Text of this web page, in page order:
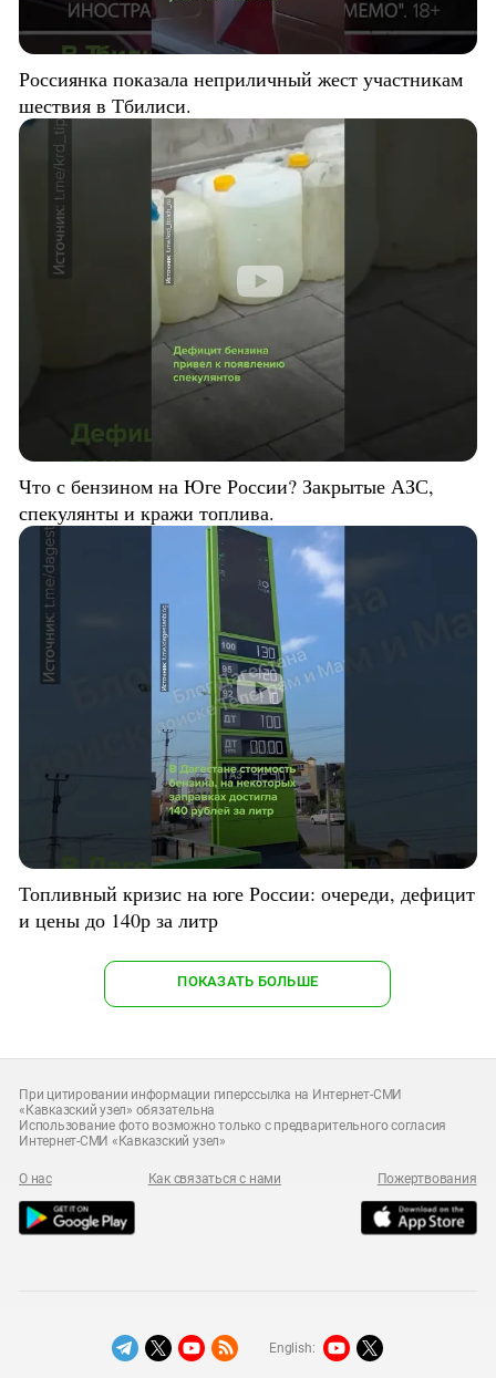
Россиянка показала неприличный жест участникам
шествия в Тбилиси.
Что с бензином на Юге России? Закрытые АЗС,
спекулянты и кражи топлива.
Топливный кризис на юге России: очереди, дефицит
и цены до 140р за литр
ПОКАЗАТЬ БОЛЬШЕ
При цитировании информации гиперссылка на Интернет-СМИ
«Кавказский узел» обязательна
Использование фото возможно только с предварительного согласия
Интернет-СМИ «Кавказский узел»
О нас Как связаться с нами Пожертвования
English: